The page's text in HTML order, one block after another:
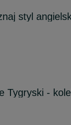
styl
Tygryski -